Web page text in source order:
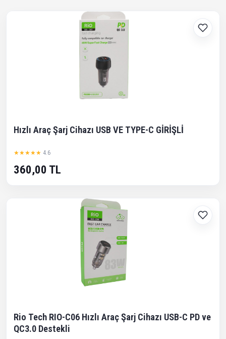
Hızlı Araç Şarj Cihazı USB VE TYPE-C GİRİŞLİ
★★★★★ 4.6
360,00 TL
Rio Tech RIO-C06 Hızlı Araç Şarj Cihazı USB-C PD ve
QC3.0 Destekli